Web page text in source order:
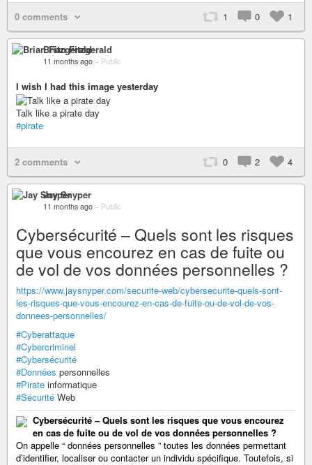
0 comments 1 0 1
Brian Fitzgerald
11 months ago – Public
I wish I had this image yesterday
Talk like a pirate day
#pirate
2 comments 0 2 4
Jay Snyper
11 months ago – Public
Cybersécurité – Quels sont les risques
que vous encourez en cas de fuite ou
de vol de vos données personnelles ?
https://www.jaysnyper.com/securite-web/cybersecurite-quels-sont-
les-risques-que-vous-encourez-en-cas-de-fuite-ou-de-vol-de-vos-
donnees-personnelles/
#Cyberattaque
#Cybercriminel
#Cybersécurité
#Données personnelles
#Pirate informatique
#Sécurité Web
Cybersécurité – Quels sont les risques que vous encourez
en cas de fuite ou de vol de vos données personnelles ?
On appelle “ données personnelles ” toutes les données permettant
d’identifier, localiser ou contacter un individu spécifique. Toutefois, si